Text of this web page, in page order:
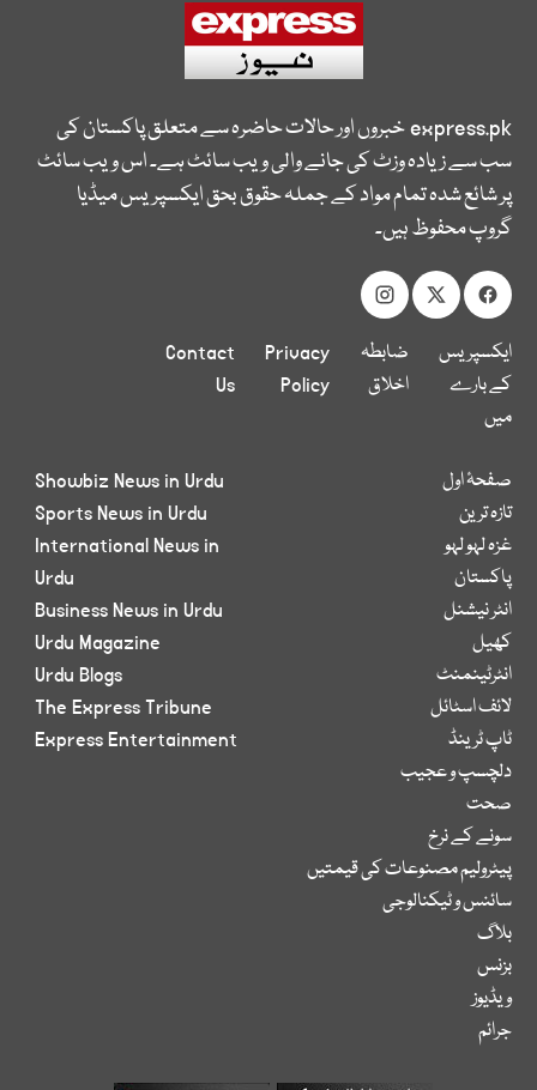
express.pkخبروں اور حالات حاضرہ سے متعلق پاکستان کی
سب سے زیادہ وزٹ کی جانے والی ویب سائٹ ہے۔ اس ویب سائٹ
پر شائع شدہ تمام مواد کے جملہ حقوق بحق ایکسپریس میڈیا
گروپ محفوظ ہیں۔
ایکسپریس
کے بارے
میں
ضابطہ
اخلاق
Privacy
Policy
Contact
Us
صفحۂ اول
تازہ ترین
غزہ لہو لہو
پاکستان
انٹر نیشنل
کھیل
انٹرٹینمنٹ
لائف اسٹائل
ٹاپ ٹرینڈ
دلچسپ و عجیب
صحت
سونے کے نرخ
پیٹرولیم مصنوعات کی قیمتیں
سائنس و ٹیکنالوجی
بلاگ
بزنس
ویڈیوز
جرائم
Showbiz News in Urdu
Sports News in Urdu
International News in
Urdu
Business News in Urdu
Urdu Magazine
Urdu Blogs
The Express Tribune
Express Entertainment